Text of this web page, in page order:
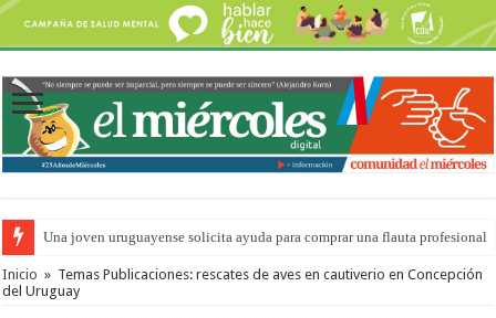
Una joven uruguayense solicita ayuda para comprar una flauta profesional
Inicio » Temas Publicaciones: rescates de aves en cautiverio en Concepción
del Uruguay